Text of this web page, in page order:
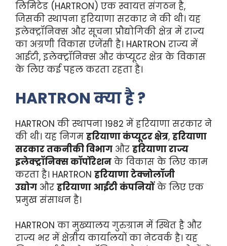
लिमिटेड (HARTRON) एक स्वायत्त संगठन है,
जिसकी स्थापना हरियाणा सरकार ने की थी। यह
इलेक्ट्रॉनिक्स और सूचना प्रौद्योगिकी क्षेत्र में राज्य
का अग्रणी विकास एजेंसी है। HARTRON राज्य में
आईटी, इलेक्ट्रॉनिक्स और कंप्यूटर क्षेत्र के विकास
के लिए कई पहल करता रहता है।
HARTRON क्या है ?
HARTRON की स्थापना 1982 में हरियाणा सरकार ने
की थी। यह निगम हरियाणा कंप्यूटर क्षेत्र, हरियाणा
सरकार तकनीकी विभाग और हरियाणा राज्य
इलेक्ट्रॉनिक्स कॉर्पोरेशन के विकास के लिए काम
करता है। HARTRON हरियाणा टेक्नोलॉजी
उद्योग और हरियाणा आईटी कंपनियों के लिए एक
प्रमुख संसाधन है।
HARTRON का मुख्यालय गुरुग्राम में स्थित है और
राज्य भर में क्षेत्रीय कार्यालयों का नेटवर्क है। यह